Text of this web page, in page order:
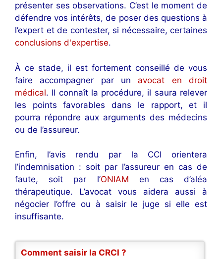
présenter ses observations. C’est le moment de
défendre vos intérêts, de poser des questions à
l’expert et de contester, si nécessaire, certaines
conclusions d'expertise.
À ce stade, il est fortement conseillé de vous
faire accompagner par un avocat en droit
médical. Il connaît la procédure, il saura relever
les points favorables dans le rapport, et il
pourra répondre aux arguments des médecins
ou de l’assureur.
Enfin, l’avis rendu par la CCI orientera
l’indemnisation : soit par l’assureur en cas de
faute, soit par l’ONIAM en cas d’aléa
thérapeutique. L’avocat vous aidera aussi à
négocier l’offre ou à saisir le juge si elle est
insuffisante.
Comment saisir la CRCI ?